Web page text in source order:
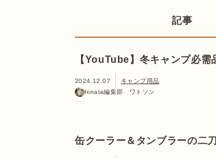
記事
【YouTube】冬キャンプ必
2024.12.07
キャンプ用品
hinata編集部 ワトソン
缶クーラー＆タンブラーの二